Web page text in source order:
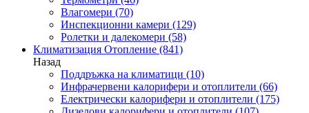
Влагомери (70)
Инспекционни камери (129)
Ролетки и далекомери (58)
Климатизация Отопление (841)
Назад
Поддръжка на климатици (10)
Инфрачервени калорифери и отоплители (66)
Електрически калорифери и отоплители (175)